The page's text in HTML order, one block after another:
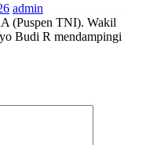
admin
(Puspen TNI). Wakil
Budi R mendampingi